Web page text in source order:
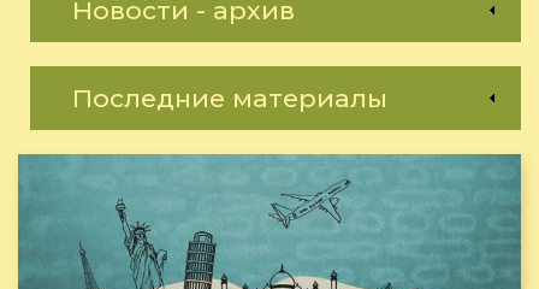
Новости - архив
Последние материалы